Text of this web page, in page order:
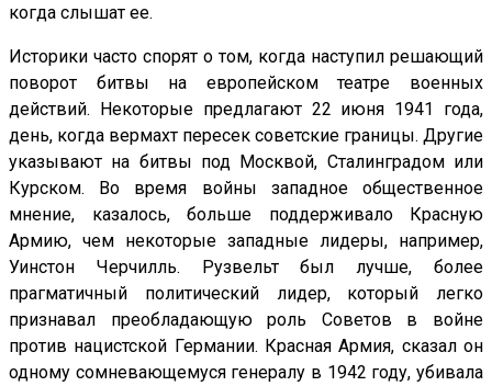
когда слышат ее.
Историки часто спорят о том, когда наступил решающий
поворот битвы на европейском театре военных
действий. Некоторые предлагают 22 июня 1941 года,
день, когда вермахт пересек советские границы. Другие
указывают на битвы под Москвой, Сталинградом или
Курском. Во время войны западное общественное
мнение, казалось, больше поддерживало Красную
Армию, чем некоторые западные лидеры, например,
Уинстон Черчилль. Рузвельт был лучше, более
прагматичный политический лидер, который легко
признавал преобладающую роль Советов в войне
против нацистской Германии. Красная Армия, сказал он
одному сомневающемуся генералу в 1942 году, убивала